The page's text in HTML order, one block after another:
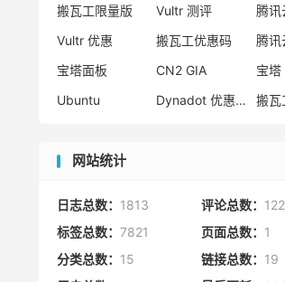
搬瓦工限量版
Vultr 测评
腾讯
Vultr 优惠
搬瓦工优惠码
腾讯
宝塔面板
CN2 GIA
宝塔
Ubuntu
Dynadot 优惠码 搬瓦
网站统计
日志总数： 1813 评论总数： 122
标签总数： 7821 页面总数： 1
分类总数： 15 链接总数： 19